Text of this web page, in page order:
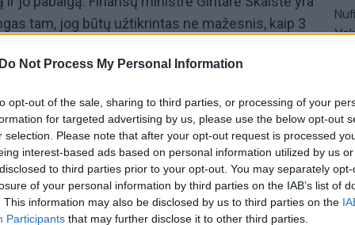
Do Not Process My Personal Information
opt-out of the sale, sharing to third parties, or processing of your
for targeted advertising by us, please use the below opt-out
selection. Please note that after your opt-out request is processed
interest-based ads based on personal information utilized by us
to third parties prior to your opt-out. You may separately
of your personal information by third parties on the IAB’s list of
This information may also be disclosed by us to third parties on the
Participants that may further disclose it to other third parties.
tam, jog būtų užtikrintas ne mažesnis, kaip 3
skyrimas krašto apsaugai.
valstybės gynimo fondo įstatymą įgyvendins
įžvalgomis dalijosi Seimo narė, LSDP
Laidą žiūrėkite kiekvieną darbo dieną 13 val. per
tv.lrytas.lt.
socialdemokratai valstybės gynyba